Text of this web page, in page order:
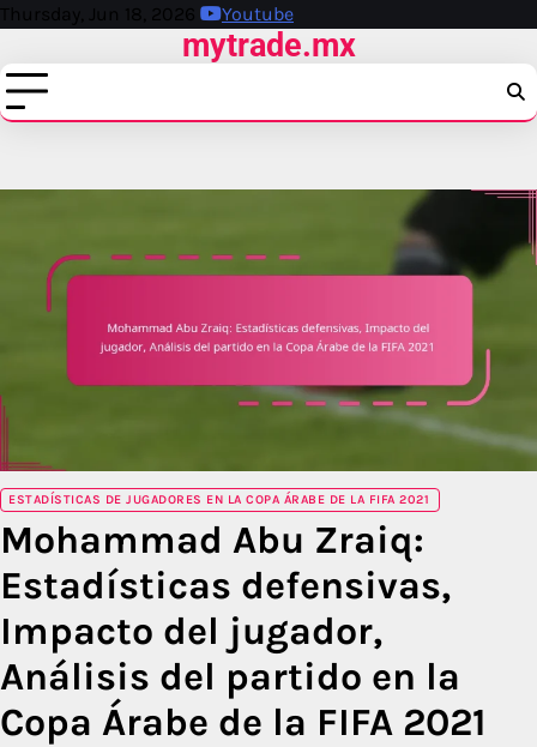
Skip
content
Thursday, Jun 18, 2026 Youtube
mytrade.mx
ESTADÍSTICAS DE JUGADORES EN LA COPA ÁRABE DE LA FIFA 2021
Mohammad Abu Zraiq:
Estadísticas defensivas,
Impacto del jugador,
Análisis del partido en la
Copa Árabe de la FIFA 2021